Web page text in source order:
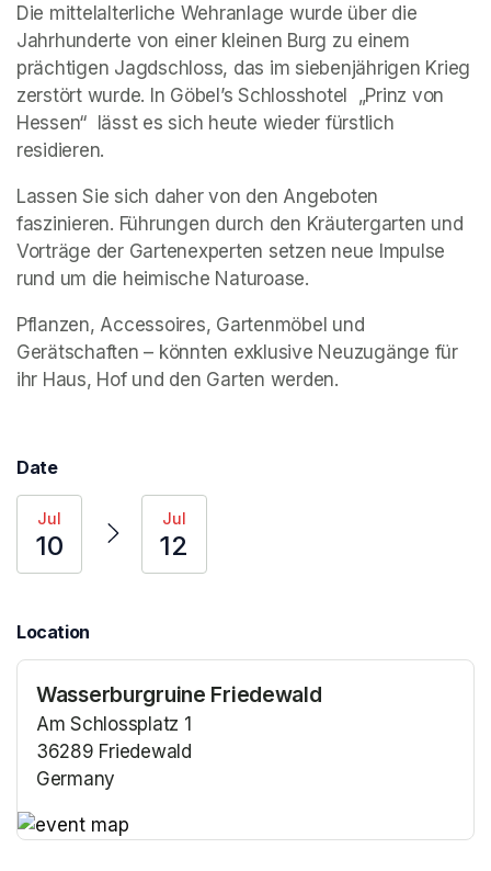
Die mittelalterliche Wehranlage wurde über die
Jahrhunderte von einer kleinen Burg zu einem
prächtigen Jagdschloss, das im siebenjährigen Krieg
zerstört wurde. In Göbel’s Schlosshotel  „Prinz von
Hessen“  lässt es sich heute wieder fürstlich
residieren.
Lassen Sie sich daher von den Angeboten
faszinieren. Führungen durch den Kräutergarten und
Vorträge der Gartenexperten setzen neue Impulse
rund um die heimische Naturoase.
Pflanzen, Accessoires, Gartenmöbel und
Gerätschaften – könnten exklusive Neuzugänge für
ihr Haus, Hof und den Garten werden.
Date
Jul
10
Jul
12
Location
Wasserburgruine Friedewald
Am Schlossplatz 1
36289 Friedewald
Germany